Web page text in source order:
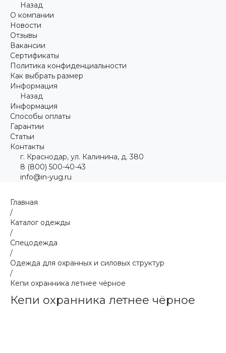
Назад
О компании
Новости
Отзывы
Вакансии
Сертификаты
Политика конфиденциальности
Как выбрать размер
Информация
Назад
Информация
Способы оплаты
Гарантии
Статьи
Контакты
г. Краснодар, ул. Калинина, д. 380
8 (800) 500-40-43
info@in-yug.ru
Главная
/
Каталог одежды
/
Спецодежда
/
Одежда для охранных и силовых структур
/
Кепи охранника летнее чёрное
Кепи охранника летнее чёрное